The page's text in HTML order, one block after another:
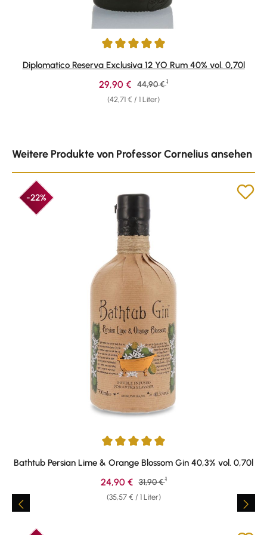
Durchschnittliche Bewertung von 4.9 von 5 Sternen
Diplomatico Reserva Exclusiva 12 YO Rum 40% vol. 0,70l
(42,71 € / 1 Liter)
Verkaufspreis:
29,90 € Regulärer Preis:
44,90 € 1
Weitere Produkte von Professor Cornelius ansehen
-22%
Durchschnittliche Bewertung von 5 von 5 Sternen
Bathtub Persian Lime & Orange Blossom Gin 40,3% vol. 0,70l
(35,57 € / 1 Liter)
Verkaufspreis:
24,90 € Regulärer Preis:
31,90 € 1